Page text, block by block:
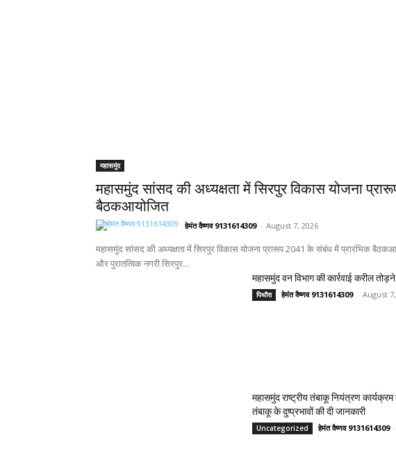
महासमुंद
महासमुंद सांसद की अध्यक्षता में सिरपुर विकास योजना
बैठकआयोजित
हेमंत वैष्णव 9131614309 - August 7, 2026
महासमुंद सांसद की अध्यक्षता में सिरपुर विकास योजना प्रारूप 2041 के संबंध में प्रारंभिक
और पुरातत्विक नगरी सिरपुर...
महासमुंद वन विभाग की कार्रवाई करील
पिथौरा हेमंत वैष्णव 9131614309 - August
महासमुंद राष्ट्रीय तंबाकू नियंत्रण
तंबाकू के दुष्प्रभावों की दी जानकारी
Uncategorized हेमंत वैष्णव 9131614309 -